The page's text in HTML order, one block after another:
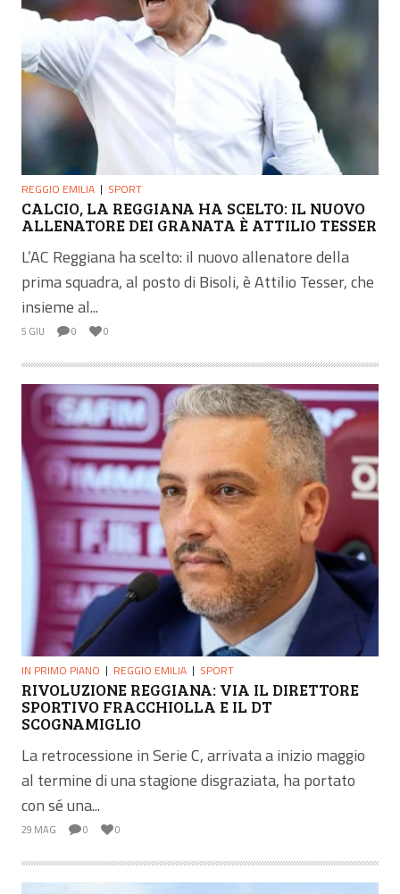
REGGIO EMILIA SPORT
CALCIO, LA REGGIANA HA SCELTO: IL NUOVO
ALLENATORE DEI GRANATA È ATTILIO TESSER
L’AC Reggiana ha scelto: il nuovo allenatore della
prima squadra, al posto di Bisoli, è Attilio Tesser, che
insieme al...
5 GIU 0 0
IN PRIMO PIANO REGGIO EMILIA SPORT
RIVOLUZIONE REGGIANA: VIA IL DIRETTORE
SPORTIVO FRACCHIOLLA E IL DT
SCOGNAMIGLIO
La retrocessione in Serie C, arrivata a inizio maggio
al termine di una stagione disgraziata, ha portato
con sé una...
29 MAG 0 0